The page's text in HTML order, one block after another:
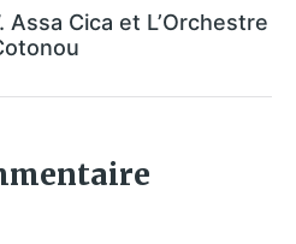
Assa Cica et L’Orchestre